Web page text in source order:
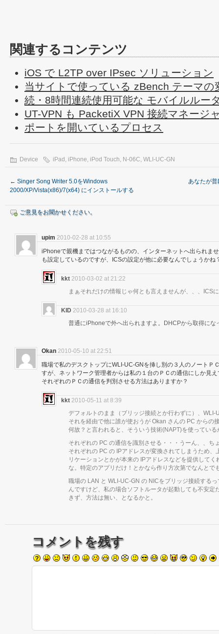
関連するコンテンツ
iOS で L2TP over IPsec ソリューション
当サイトで使っている zBench テーマの
続・8時間連続使用可能な モバイルルー
UT-VPN も PacketiX VPN 接続マネージ
ポートを開いているプロセス
Device iPad , iPhone, iPod Touch, N-06C, WLI-UC-GN
← Singer Song Writer 5.0をWindows
2000/XP/Vista(x86)/7(x64) にインストールする
あなたが
ご意見をお聞かせください。
upim 2010-02-28 at 10:55
iPhoneで親機まではつながるものの、インターネットへ出られま
も設定しているのですが、ICSの設定が他に必要なんでしょうかね
kkt 2010-03-02 at 21:22
まぁそれだけの情報じゃ何とも言えませんが、、、ICS
KID 2010-03-28 at 16:10
普通にiPhoneで外へ出られますよ。DHCPから取得にな
Okan 2010-05-10 at 22:51
職場で私のデスクトップにWLI-UC-GNを挿し別の３人のノートＰ
すが、ネットワーク管理者からは私の１台のＰＣの通信にしか見
それぞれのＰＣの通信を判別させる方法はありますか？
kkt 2010-05-11 at 8:39
デフォルトのまま（ブリッジ接続とか行わずに）、WLI-
それを経由で他に誰が使おうが Okan さんの PC からの
何故？と言われると、そういう技術(NAPT)を使ってい
それぞれの PC の通信を識別させる・・・うーん、、ち
それぞれの PC の IPアドレスが変換されてしまうため、
リケーションとかが本来の IPアドレスなどを提供して
な。特定のアプリだけ！とかなら作り方次第でなんとで
職場の LAN と WLI-UC-GN の NICをブリッジ接続する
んですけど、私の場合ソフトルータが起動しても不安定
きず、方法は無い、となるかと。
コメントを残す